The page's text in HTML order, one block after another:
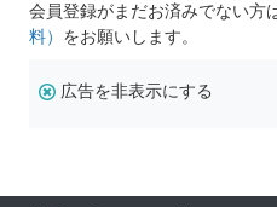
会員登録がまだお済みでない方
料） をお願いします。
広告を非表示にする